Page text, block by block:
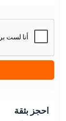
احجز بثقة